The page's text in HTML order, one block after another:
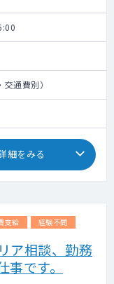
通費別）
細をみる
支給 経験不問
ア相談、勤務
です。